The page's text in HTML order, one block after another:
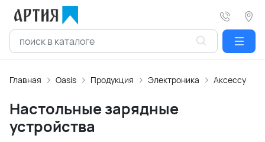
Главная Oasis Продукция Электроника Аксессуары
Настольные зарядные
устройства